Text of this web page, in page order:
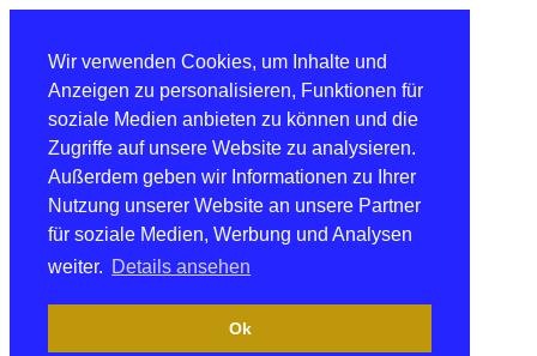
Wir verwenden Cookies, um Inhalte und
Anzeigen zu personalisieren, Funktionen für
soziale Medien anbieten zu können und die
Zugriffe auf unsere Website zu analysieren.
Außerdem geben wir Informationen zu Ihrer
Nutzung unserer Website an unsere Partner
für soziale Medien, Werbung und Analysen
weiter. Details ansehen
Ok